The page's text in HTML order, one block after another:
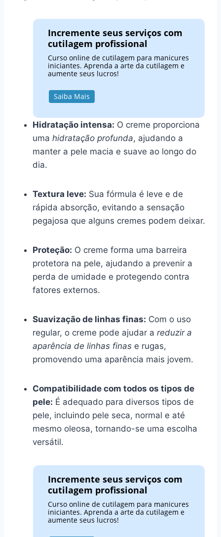
Incremente seus serviços com
cutilagem profissional
Curso online de cutilagem para manicures
iniciantes. Aprenda a arte da cutilagem e
aumente seus lucros!
Saiba Mais
Hidratação intensa: O creme proporciona
uma hidratação profunda, ajudando a
manter a pele macia e suave ao longo do
dia.
Textura leve: Sua fórmula é leve e de
rápida absorção, evitando a sensação
pegajosa que alguns cremes podem deixar.
Proteção: O creme forma uma barreira
protetora na pele, ajudando a prevenir a
perda de umidade e protegendo contra
fatores externos.
Suavização de linhas finas: Com o uso
regular, o creme pode ajudar a reduzir a
aparência de linhas finas e rugas,
promovendo uma aparência mais jovem.
Compatibilidade com todos os tipos de
pele: É adequado para diversos tipos de
pele, incluindo pele seca, normal e até
mesmo oleosa, tornando-se uma escolha
versátil.
Incremente seus serviços com
cutilagem profissional
Curso online de cutilagem para manicures
iniciantes. Aprenda a arte da cutilagem e
aumente seus lucros!